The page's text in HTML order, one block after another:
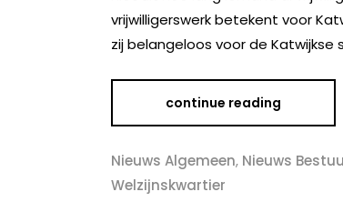
vrijwilligerswerk betekent voor
zij belangeloos voor de Katwijkse
continue reading
Nieuws Algemeen, Nieuws
Welzijnskwartier